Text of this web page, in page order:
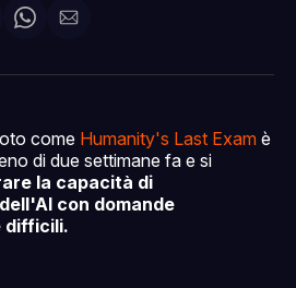
Share
WhatsApp
Condividi
email
come Humanity's Last Exam è
di due settimane fa e si
la capacità di
con domande
difficili.